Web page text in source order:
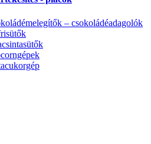
– csokoládéadagolók